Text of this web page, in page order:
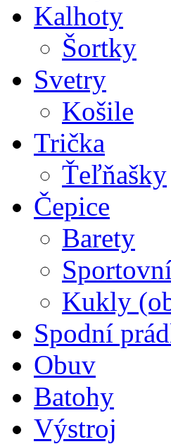
Kalhoty
Šortky
Svetry
Košile
Trička
Ťeľňašky
Čepice
Barety
Kukly
Spodní
Obuv
Batohy
Výstroj